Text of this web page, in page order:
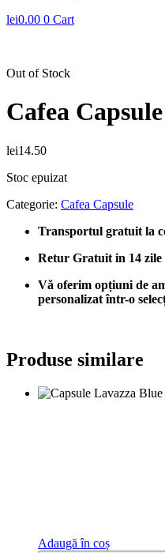
lei0.00 0 Cart
Out of Stock
Cafea
lei14.50
Stoc epuizat
Categorie: Cafea Capsule
Transportul gratuit la
Retur Gratuit in 14
Vă oferim opțiuni de
personalizat într-o
Produse similare
Adaugă în coș